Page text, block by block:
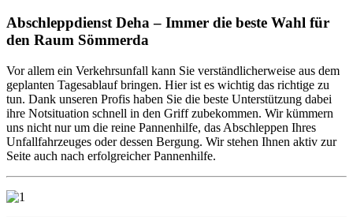
Abschleppdienst Deha – Immer die beste Wahl für
den Raum Sömmerda
Vor allem ein Verkehrsunfall kann Sie verständlicherweise aus dem
geplanten Tagesablauf bringen. Hier ist es wichtig das richtige zu
tun. Dank unseren Profis haben Sie die beste Unterstützung dabei
ihre Notsituation schnell in den Griff zubekommen. Wir kümmern
uns nicht nur um die reine Pannenhilfe, das Abschleppen Ihres
Unfallfahrzeuges oder dessen Bergung. Wir stehen Ihnen aktiv zur
Seite auch nach erfolgreicher Pannenhilfe.